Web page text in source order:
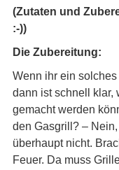
(Zutaten und
:-))
Die Zubereitung:
Wenn ihr ein
dann ist schnell klar,
gemacht werden
den Gasgrill? –
überhaupt nicht.
Feuer. Da muss